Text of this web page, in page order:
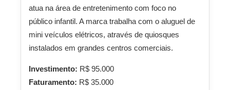
atua na área de entretenimento com foco no
público infantil. A marca trabalha com o aluguel de
mini veículos elétricos, através de quiosques
instalados em grandes centros comerciais.
Investimento: R$ 95.000
Faturamento: R$ 35.000